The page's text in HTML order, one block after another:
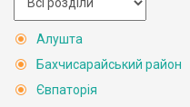
Алушта
Бахчисарайський район
Євпаторія